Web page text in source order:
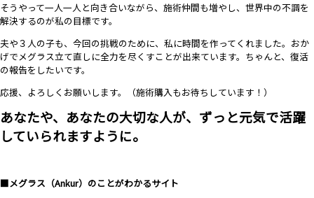
そうやって一人一人と向き合いながら、施術仲間も増やし、世界中の不調を
解決するのが私の目標です。
夫や３人の子も、今回の挑戦のために、私に時間を作ってくれました。おか
げでメグラス立て直しに全力を尽くすことが出来ています。ちゃんと、復活
の報告をしたいです。
応援、よろしくお願いします。（施術購入もお待ちしています！）
あなたや、あなたの大切な人が、ずっと元気で活躍
していられますように。
■メグラス（Ankur）のことがわかるサイト